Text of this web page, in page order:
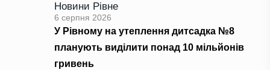
Новини Рівне
6 серпня 2026
У Рівному на утеплення дитсадка №8
планують виділити понад 10 мільйонів
гривень